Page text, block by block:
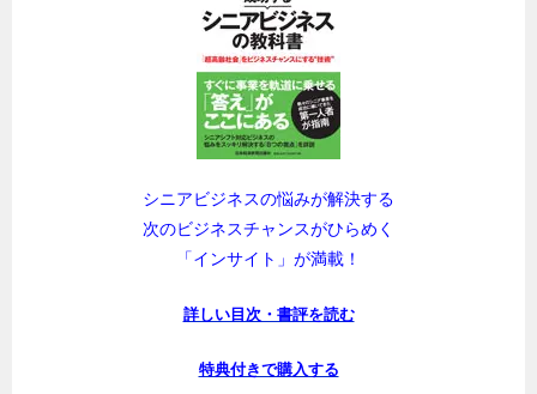
シニアビジネスの悩みが解決する
次のビジネスチャンスがひらめく
「インサイト」が満載！
詳しい目次・書評を読む
特典付きで購入する